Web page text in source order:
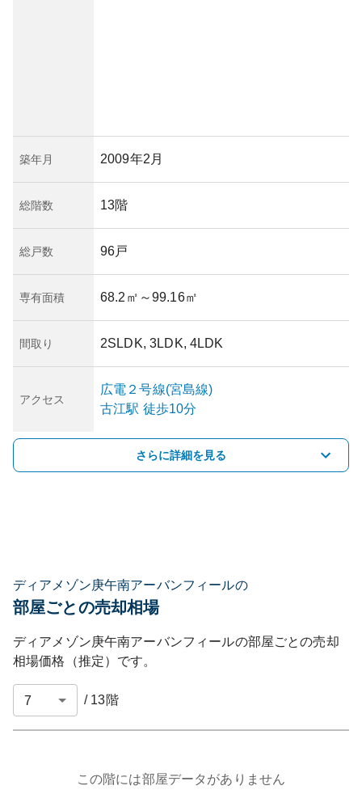
築年月 2009年2月
総階数 13階
総戸数 96戸
専有面積 68.2㎡ ～99.16㎡
間取り 2SLDK, 3LDK, 4LDK
アクセス
広電２号線(宮島線)
古江駅 徒歩10分
さらに詳細を見る
ディアメゾン庚午南アーバンフィールの
部屋ごとの売却相場
ディアメゾン庚午南アーバンフィールの部屋ごとの売却
相場価格（推定）です。
/ 13階
この階には部屋データがありません